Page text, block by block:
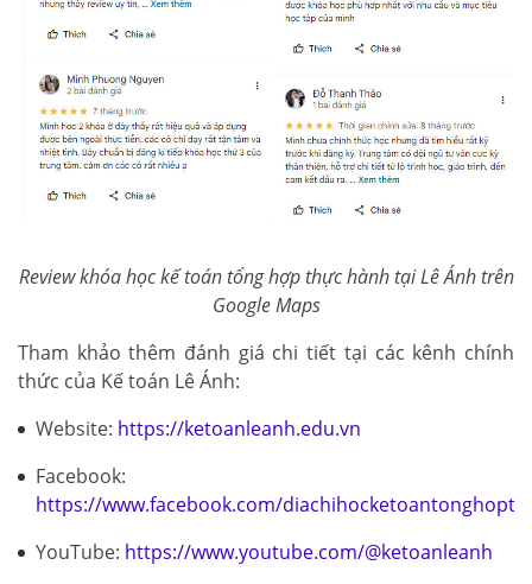
Review khóa học kế toán tổng hợp thực hành tại Lê Ánh trên
Google Maps
Tham khảo thêm đánh giá chi tiết tại các kênh chính
thức của Kế toán Lê Ánh:
Website: https://ketoanleanh.edu.vn
Facebook:
https://www.facebook.com/
YouTube: https://www.youtube.com/@ketoanleanh